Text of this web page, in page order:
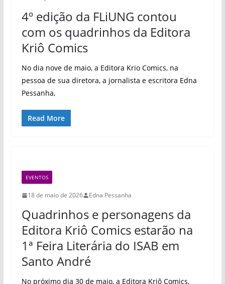
4º edição da FLiUNG contou
com os quadrinhos da Editora
Kriô Comics
No dia nove de maio, a Editora Krio Comics, na
pessoa de sua diretora, a jornalista e escritora Edna
Pessanha,
Read More
EVENTOS
18 de maio de 2026 Edna Pessanha
Quadrinhos e personagens da
Editora Kriô Comics estarão na
1ª Feira Literária do ISAB em
Santo André
No próximo dia 30 de maio, a Editora Kriô Comics,